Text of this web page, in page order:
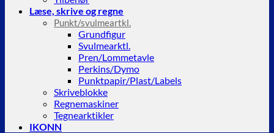
Læse, skrive og regne
Punkt/svulmeartkl.
Grundfigur
Svulmearktl.
Pren/Lommetavle
Perkins/Dymo
Punktpapir/Plast/Labels
Skriveblokke
Regnemaskiner
Tegnearktikler
IKONN